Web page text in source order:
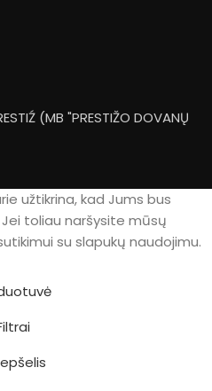
(MB "PRESTIŽO DOVANŲ
užtikrina, kad Jums bus
toliau naršysite mūsų
su slapukų naudojimu.